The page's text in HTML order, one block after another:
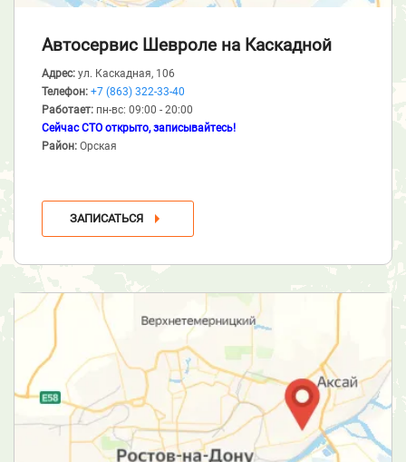
Автосервис Шевроле на Каскадной
Адрес: ул. Каскадная, 106
Телефон: +7 (863) 322-33-40
Работает: пн-вс: 09:00 - 20:00
Сейчас СТО открыто, записывайтесь!
Район: Орская
ЗАПИСАТЬСЯ